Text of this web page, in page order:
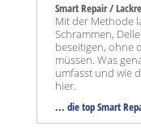
Smart Repair /
Mit der Methode
Schrammen,
beseitigen, ohne
müssen. Was
umfasst und wie
hier.
... die top Smart